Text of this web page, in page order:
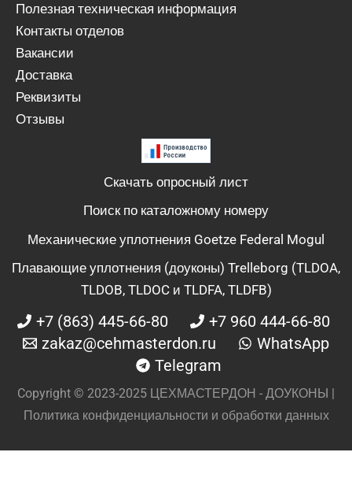
Полезная техническая информация
Контакты отделов
Вакансии
Доставка
Реквизиты
Отзывы
Скачать опросный лист
Поиск по каталожному номеру
Механические уплотнения Goetze Federal Mogul
Плавающие уплотнения (доуконы) Trelleborg (TLDOA,
TLDOB, TLDOC и TLDFA, TLDFB)
+7 (863) 445-66-80
+7 960 444-66-80
zakaz@cehmasterdon.ru
WhatsApp
Telegram
Copyright © 2023-2025 ЦЕХМАСТЕРДОН - ДОУКОНЫ |
Политика конфиденциальности и обработки данных